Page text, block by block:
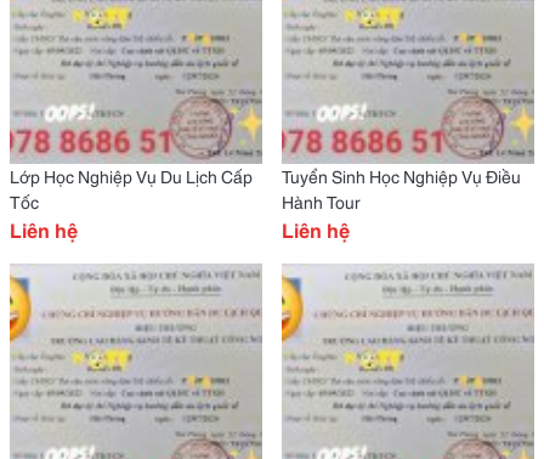
Lớp Học Nghiệp Vụ Du Lịch Cấp
Tốc
Liên hệ
Tuyển Sinh Học Nghiệp Vụ Điều
Hành Tour
Liên hệ